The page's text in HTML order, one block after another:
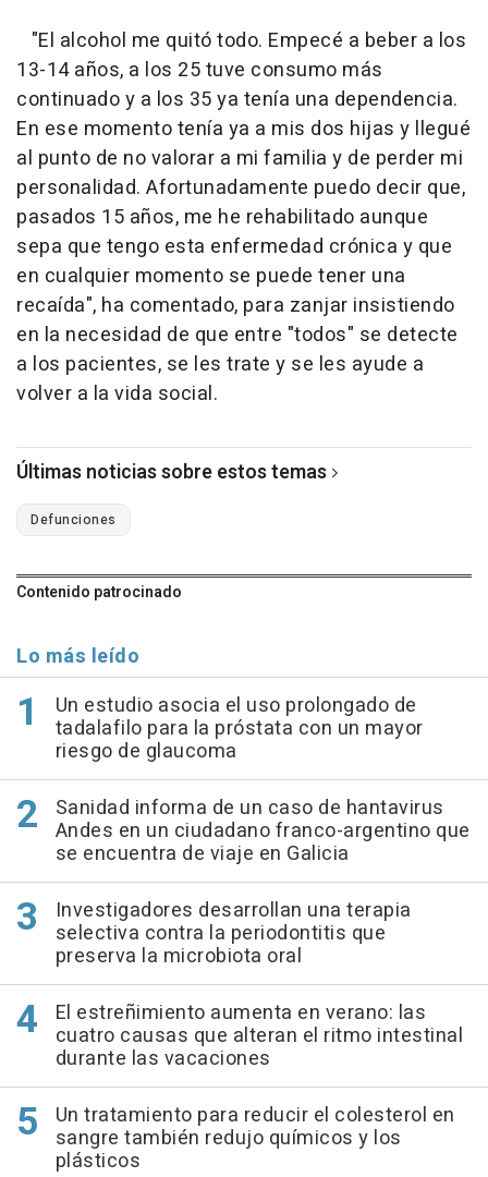
"El alcohol me quitó todo. Empecé a beber a los
13-14 años, a los 25 tuve consumo más
continuado y a los 35 ya tenía una dependencia.
En ese momento tenía ya a mis dos hijas y llegué
al punto de no valorar a mi familia y de perder mi
personalidad. Afortunadamente puedo decir que,
pasados 15 años, me he rehabilitado aunque
sepa que tengo esta enfermedad crónica y que
en cualquier momento se puede tener una
recaída", ha comentado, para zanjar insistiendo
en la necesidad de que entre "todos" se detecte
a los pacientes, se les trate y se les ayude a
volver a la vida social.
Últimas noticias sobre estos temas
Defunciones
Contenido patrocinado
Lo más leído
Un estudio asocia el uso prolongado de
tadalafilo para la próstata con un mayor
riesgo de glaucoma
Sanidad informa de un caso de hantavirus
Andes en un ciudadano franco-argentino que
se encuentra de viaje en Galicia
Investigadores desarrollan una terapia
selectiva contra la periodontitis que
preserva la microbiota oral
El estreñimiento aumenta en verano: las
cuatro causas que alteran el ritmo intestinal
durante las vacaciones
Un tratamiento para reducir el colesterol en
sangre también redujo químicos y los
plásticos